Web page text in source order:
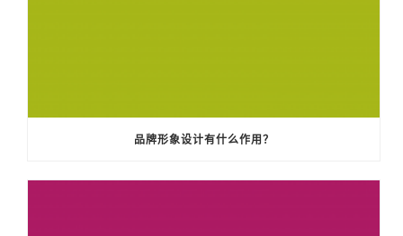
品牌形象设计有什么作用？